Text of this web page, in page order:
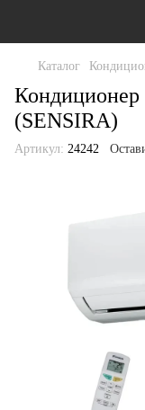
Каталог
(SENSIRA)
Артикул: 24242